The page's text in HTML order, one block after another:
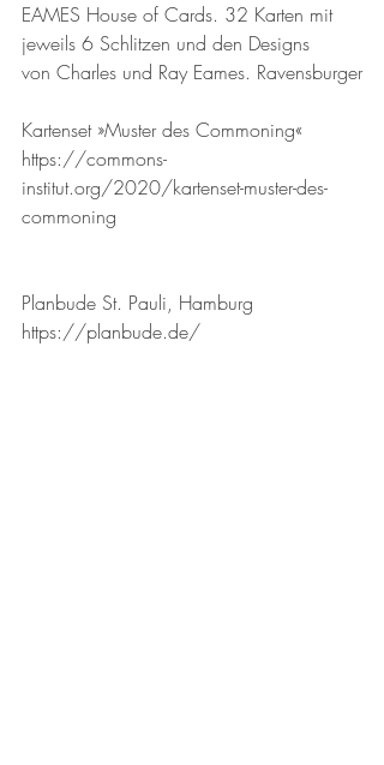
EAMES House of Cards. 32 Karten mit
jeweils 6 Schlitzen und den Designs
von Charles und Ray Eames. Ravensburger
Kartenset »Muster des Commoning«
https://commons-
institut.org/2020/kartenset-muster-des-
commoning
Planbude St. Pauli, Hamburg
https://planbude.de/